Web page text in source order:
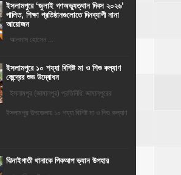
‎ইসলামপুরে ‘জুলাই গণঅভ্যুত্থান দিবস ২০২৬’
পালিত, শিক্ষা প্রতিষ্ঠানগুলোতে দিনব্যাপী নানা
আয়োজন
‎​আলমাস হোসেন ...
ইসলামপুরে ১০ শয্যা বিশিষ্ট মা ও শিশু কল্যাণ
কেন্দ্রের শুভ উদ্বোধন
ইসলামপুর (জামালপুর) প্রতিনিধি: জামালপুরের
ইসলামপুর উপজেলায় ১০ শয্যা বিশিষ্ট মা ও শিশু কল্যাণ
ঝিনাইগাতী থানাকে পিকআপ ভ্যান উপহার